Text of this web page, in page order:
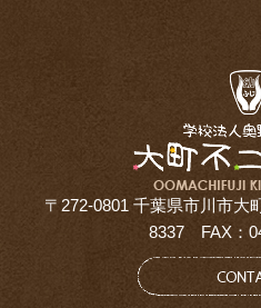
〒272-0801 千葉県市川市
8337 FAX：